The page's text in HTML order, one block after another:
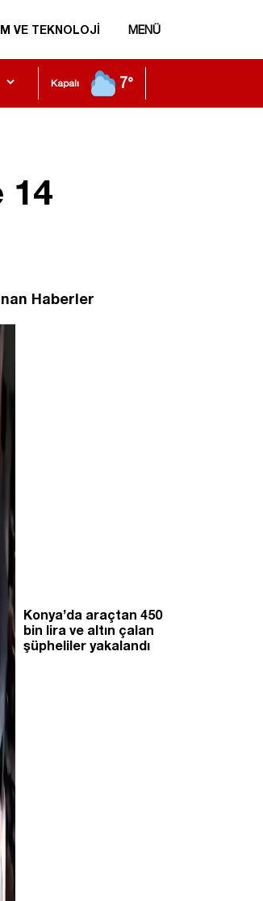
VE TEKNOLOJİ MENÜ
Kapalı 7°
14
Haberler
Konya’da araçtan 450
bin lira ve altın çalan
şüpheliler yakalandı